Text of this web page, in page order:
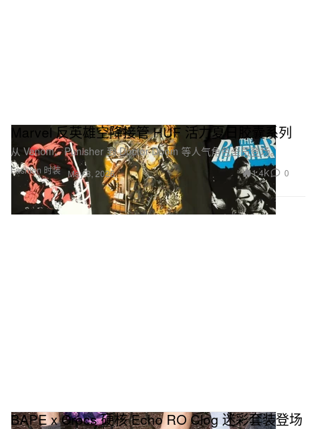
Fashion 时装
Marvel 反英雄空降接管 HUF 活力夏日胶囊系列
从 Venom、Punisher 到 Doctor Doom 等人气角色全员登场。
May 8, 2026 1.4K 0
BAPE x Crocs 硬核 Echo RO Clog 迷彩套装登场